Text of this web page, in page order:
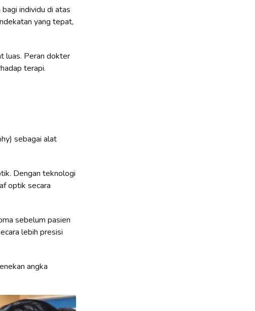
individu di atas
yang tepat,
luas. Peran dokter
terapi.
sebagai alat
Dengan teknologi
optik secara
sebelum pasien
lebih presisi
angka